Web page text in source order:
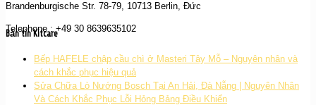
Brandenburgische Str. 78-79, 10713 Berlin, Đức
Telephone : +49 30 8639635102
Bản tin Kitcare
Bếp HAFELE chập cầu chì ở Masteri Tây Mỗ – Nguyên nhân và
cách khắc phục hiệu quả
Sửa Chữa Lò Nướng Bosch Tại An Hải, Đà Nẵng | Nguyên Nhân
Và Cách Khắc Phục Lỗi Hỏng Bảng Điều Khiển